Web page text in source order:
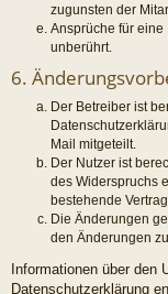
zugunsten der
Ansprüche für
unberührt.
6.
Der Betreiber ist
Mail mitgeteilt.
Der Nutzer ist
des Widerspruchs
bestehende
Die Änderungen
den Änderungen
Informationen über den
Datenschutzerklärung